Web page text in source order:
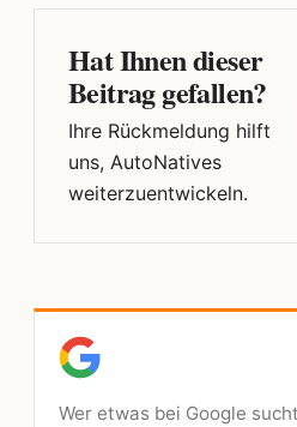
Hat Ihnen dieser
Beitrag gefallen?
Ihre Rückmeldung hilft
uns, AutoNatives
weiterzuentwickeln.
Wer etwas bei Google